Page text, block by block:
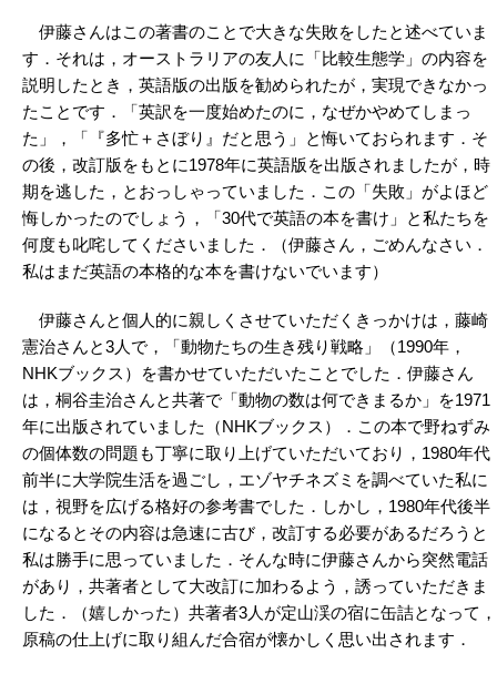
伊藤さんはこの著書のことで大きな失敗をしたと述べていま
す．それは，オーストラリアの友人に「比較生態学」の内容を
説明したとき，英語版の出版を勧められたが，実現できなかっ
たことです．「英訳を一度始めたのに，なぜかやめてしまっ
た」，「『多忙＋さぼり』だと思う」と悔いておられます．そ
の後，改訂版をもとに1978年に英語版を出版されましたが，時
期を逃した，とおっしゃっていました．この「失敗」がよほど
悔しかったのでしょう，「30代で英語の本を書け」と私たちを
何度も叱咤してくださいました．（伊藤さん，ごめんなさい．
私はまだ英語の本格的な本を書けないでいます）
伊藤さんと個人的に親しくさせていただくきっかけは，藤崎
憲治さんと3人で，「動物たちの生き残り戦略」（1990年，
NHKブックス）を書かせていただいたことでした．伊藤さん
は，桐谷圭治さんと共著で「動物の数は何できまるか」を1971
年に出版されていました（NHKブックス）．この本で野ねずみ
の個体数の問題も丁寧に取り上げていただいており，1980年代
前半に大学院生活を過ごし，エゾヤチネズミを調べていた私に
は，視野を広げる格好の参考書でした．しかし，1980年代後半
になるとその内容は急速に古び，改訂する必要があるだろうと
私は勝手に思っていました．そんな時に伊藤さんから突然電話
があり，共著者として大改訂に加わるよう，誘っていただきま
した．（嬉しかった）共著者3人が定山渓の宿に缶詰となって，
原稿の仕上げに取り組んだ合宿が懐かしく思い出されます．